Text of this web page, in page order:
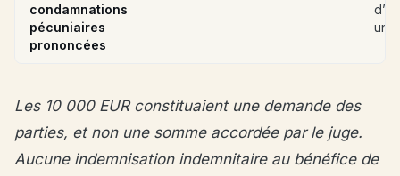
condamnations
pécuniaires
prononcées
Les 10 000 EUR constituaient une demande des
parties, et non une somme accordée par le juge.
Aucune indemnisation indemnitaire au bénéfice de